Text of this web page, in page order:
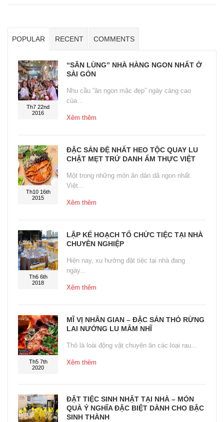
POPULAR RECENT COMMENTS
Th7 22nd
2016
“SĂN LÙNG” NHÀ HÀNG NGON NHẤT Ở
SÀI GÒN
Nhu cầu “ăn ngon mặc đẹp” ngày càng cao
của...
Xêm thêm
Th10 16th
2015
ĐẶC SẢN ĐỆ NHẤT HEO TỘC QUAY LU
CHẶT MẸT TRỨ DANH ẨM THỰC VIỆT
Một trong những món ăn dân dã ngon nhất
Việt...
Xêm thêm
Th6 6th
2018
LẬP KẾ HOẠCH TỔ CHỨC TIỆC TẠI NHÀ
CHUYÊN NGHIỆP
Hiện nay, xu hướng đặt tiệc tại nhà đang
ngày...
Xêm thêm
Th5 7th
2020
MĨ VỊ NHÂN GIAN – ĐẶC SẢN THỎ RỪNG
LAI NƯỚNG LU MẮM NHĨ
Thỏ là loài động vật chuyên ăn các loại rau...
Xêm thêm
ĐẶT TIỆC SINH NHẬT TẠI NHÀ – MÓN
QUÀ Ý NGHĨA ĐẶC BIỆT DÀNH CHO BẬC
SINH THÀNH